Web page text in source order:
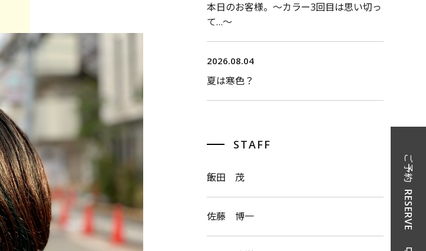
本日のお客様。〜カラー3回目は思い切っ
て…〜
2026.08.04
夏は寒色？
STAFF
飯田 茂
佐藤 博一
ご予約
RESERVE